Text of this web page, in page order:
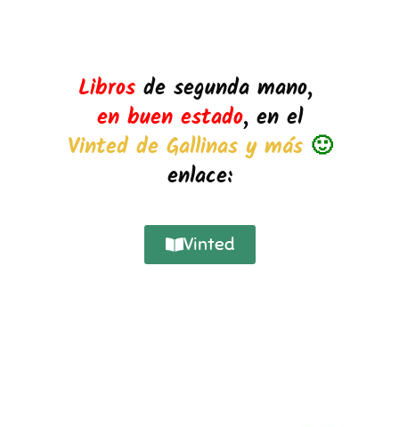
Libros de segunda mano,
en buen estado, en el
Vinted de Gallinas y más 🙂
enlace:
Vinted